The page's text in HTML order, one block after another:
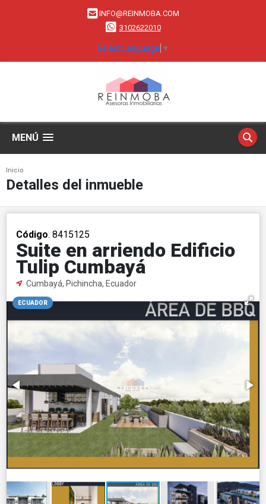
INFO@REINMOBA.COM
3102622010
Select Language ▼
MENÚ
Inicio
Detalles del inmueble
Código. 8415125
Suite en arriendo Edificio
Tulip Cumbayá
Cumbayá, Pichincha, Ecuador
ECUADOR